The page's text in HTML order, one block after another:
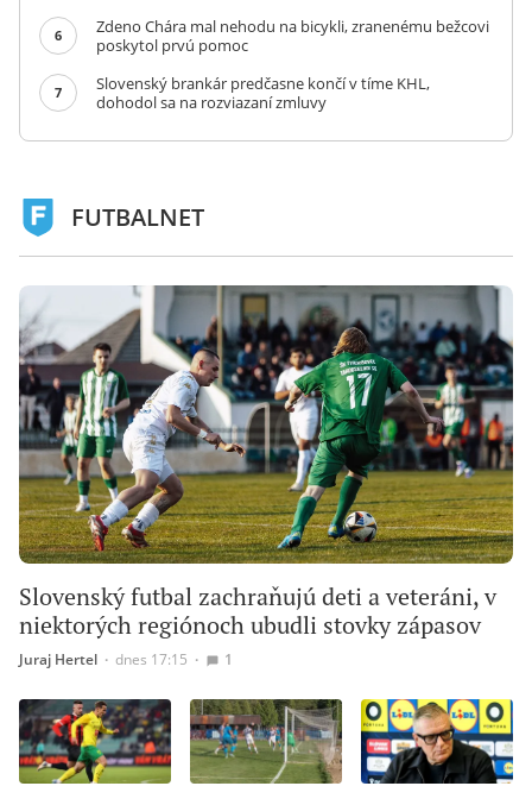
6
Zdeno Chára mal nehodu na bicykli, zranenému bežcovi
poskytol prvú pomoc
7
Slovenský brankár predčasne končí v tíme KHL,
dohodol sa na rozviazaní zmluvy
FUTBALNET
Slovenský futbal zachraňujú deti a veteráni, v
niektorých regiónoch ubudli stovky zápasov
Juraj Hertel ∙ dnes 17:15 ∙ 1